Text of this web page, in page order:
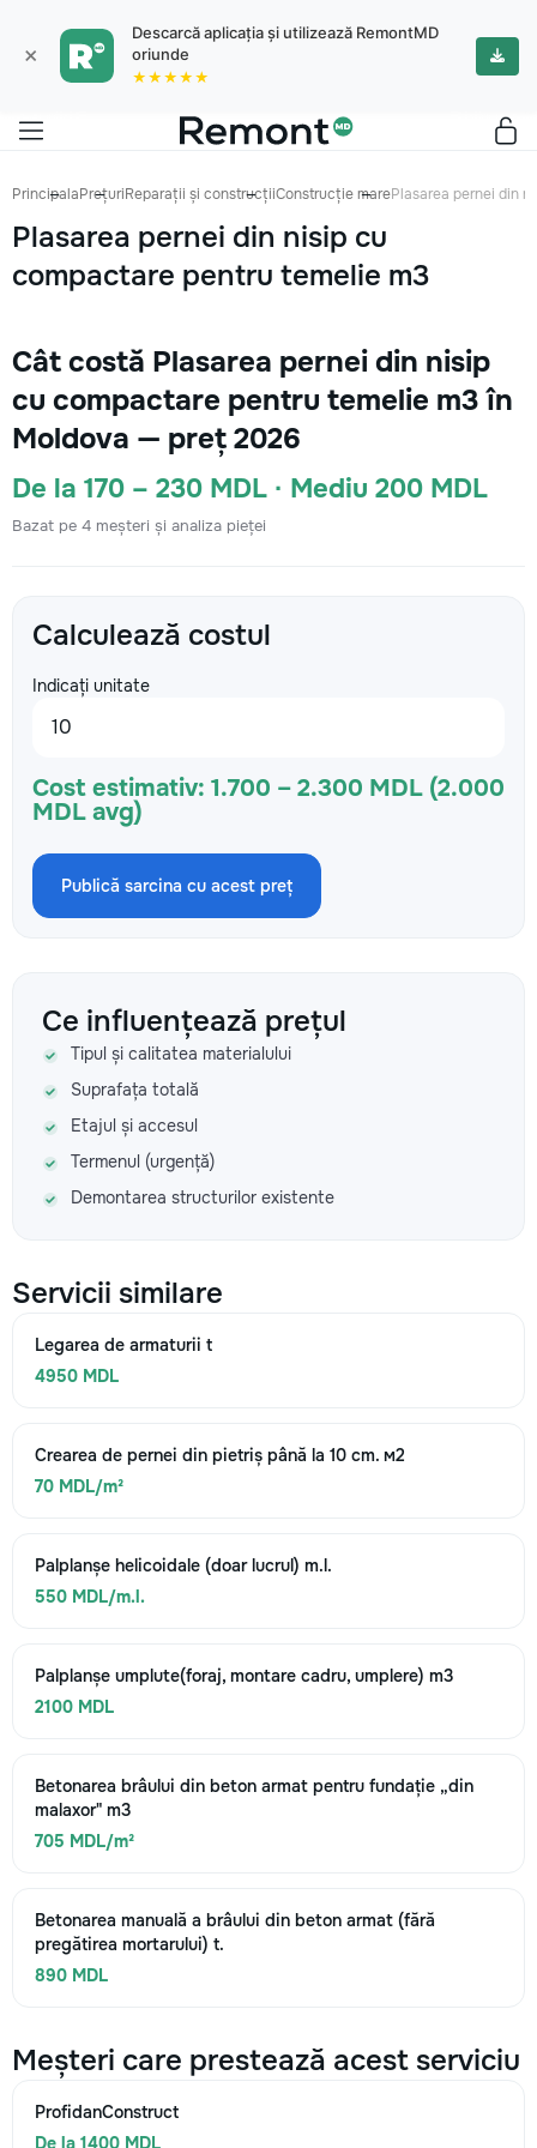
×
Descarcă aplicația și utilizează RemontMD
oriunde
★★★★★
PrincipalaPrețuriReparații și construcțiiConstrucție marePlasarea pernei din
Plasarea pernei din nisip cu
compactare pentru temelie m3
Cât costă Plasarea pernei din nisip
cu compactare pentru temelie m3 în
Moldova — preț 2026
De la 170 – 230 MDL · Mediu 200 MDL
Bazat pe 4 meșteri și analiza pieței
Calculează costul
Indicați unitate
Cost estimativ: 1.700 – 2.300 MDL (2.000
MDL avg)
Publică sarcina cu acest preț
Ce influențează prețul
Tipul și calitatea materialului
Suprafața totală
Etajul și accesul
Termenul (urgență)
Demontarea structurilor existente
Servicii similare
Legarea de armaturii t
4950 MDL
Crearea de pernei din pietriș până la 10 cm. м2
70 MDL/m²
Palplanșe helicoidale (doar lucrul) m.l.
550 MDL/m.l.
Palplanșe umplute(foraj, montare cadru, umplere) m3
2100 MDL
Betonarea brâului din beton armat pentru fundație „din
malaxor" m3
705 MDL/m²
Betonarea manuală a brâului din beton armat (fără
pregătirea mortarului) t.
890 MDL
Meșteri care prestează acest serviciu
ProfidanConstruct
De la 1400 MDL